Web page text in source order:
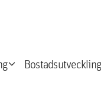
expand_more Bostadsutveckling